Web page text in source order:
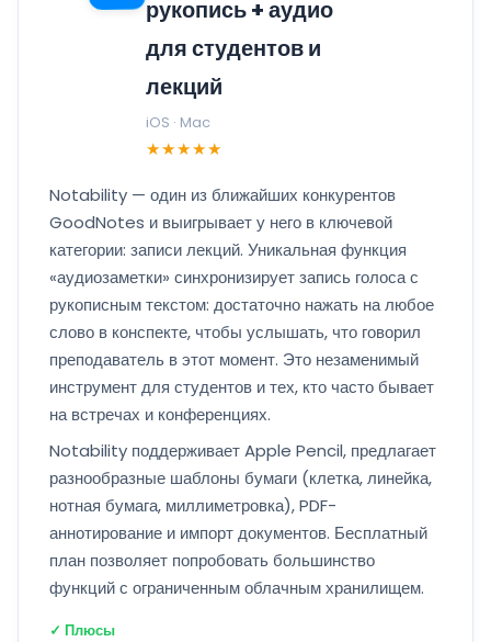
рукопись + аудио
для студентов и
лекций
iOS · Mac
★★★★★
Notability — один из ближайших конкурентов
GoodNotes и выигрывает у него в ключевой
категории: записи лекций. Уникальная функция
«аудиозаметки» синхронизирует запись голоса с
рукописным текстом: достаточно нажать на любое
слово в конспекте, чтобы услышать, что говорил
преподаватель в этот момент. Это незаменимый
инструмент для студентов и тех, кто часто бывает
на встречах и конференциях.
Notability поддерживает Apple Pencil, предлагает
разнообразные шаблоны бумаги (клетка, линейка,
нотная бумага, миллиметровка), PDF-
аннотирование и импорт документов. Бесплатный
план позволяет попробовать большинство
функций с ограниченным облачным хранилищем.
✓ Плюсы